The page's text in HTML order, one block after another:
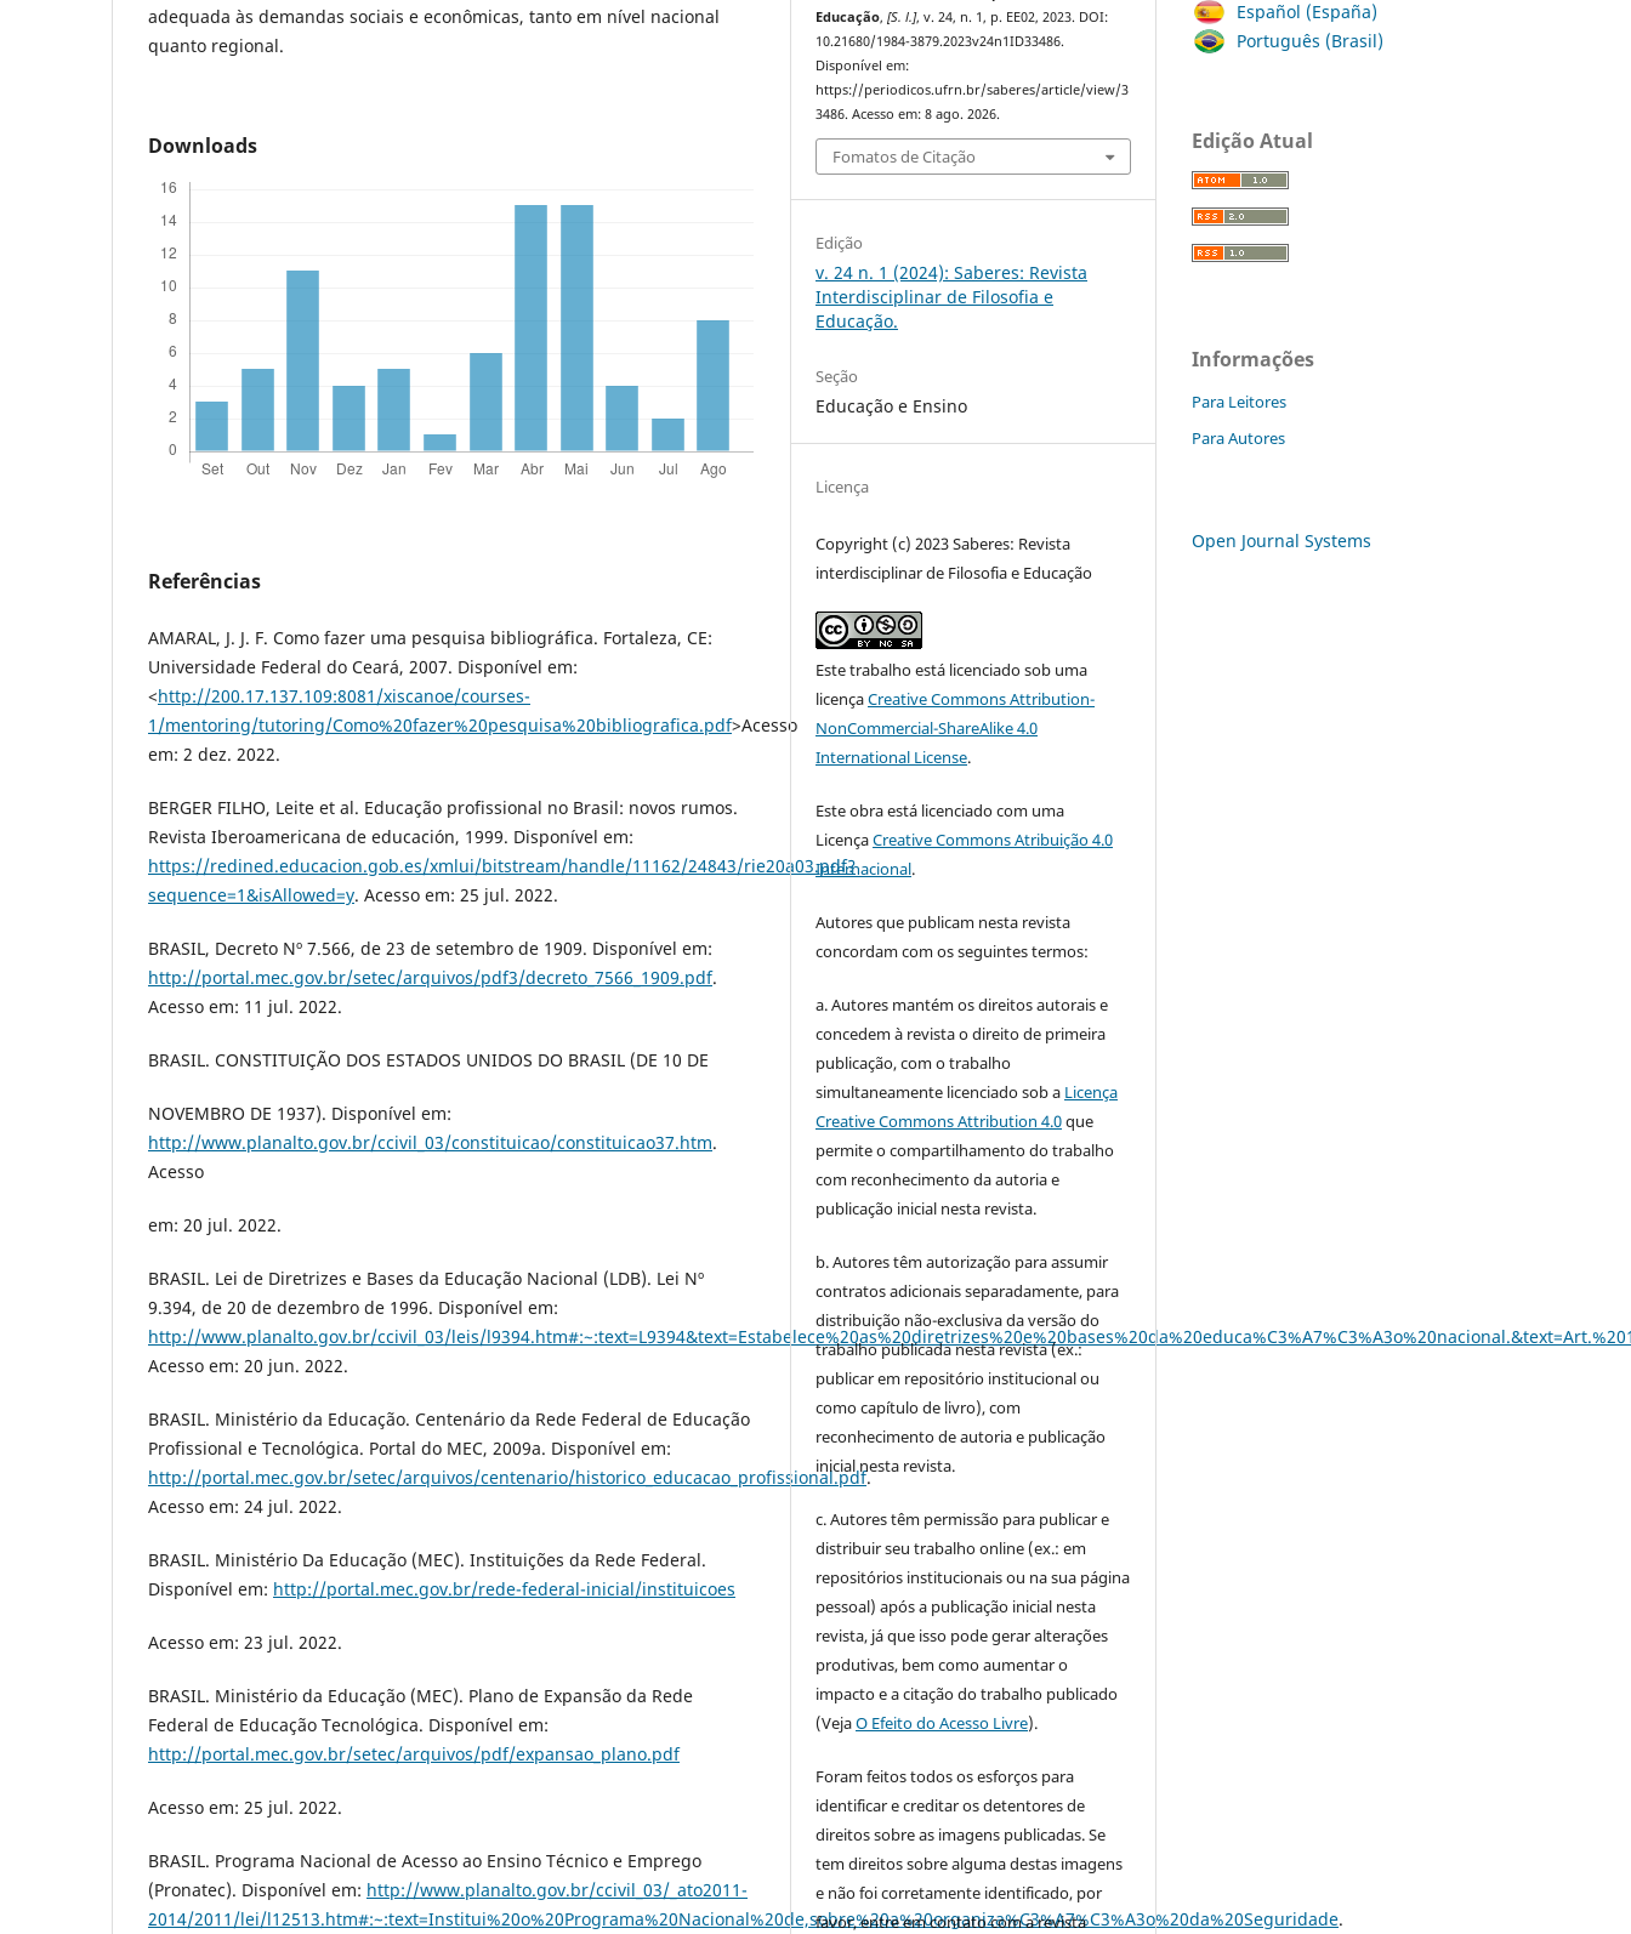
adequada às demandas sociais e econômicas, tanto em nível nacional
quanto regional.
Downloads
Referências
AMARAL, J. J. F. Como fazer uma pesquisa bibliográfica. Fortaleza, CE:
Universidade Federal do Ceará, 2007. Disponível em:
<http://200.17.137.109:8081/xiscanoe/courses-
1/mentoring/tutoring/Como%20fazer%20pesquisa%20bibliografica.pdf>Acesso
em: 2 dez. 2022.
BERGER FILHO, Leite et al. Educação profissional no Brasil: novos rumos.
Revista Iberoamericana de educación, 1999. Disponível em:
https://redined.educacion.gob.es/xmlui/bitstream/handle/11162/24843/rie20a03.pdf?
sequence=1&isAllowed=y. Acesso em: 25 jul. 2022.
BRASIL, Decreto Nº 7.566, de 23 de setembro de 1909. Disponível em:
http://portal.mec.gov.br/setec/arquivos/pdf3/decreto_7566_1909.pdf.
Acesso em: 11 jul. 2022.
BRASIL. CONSTITUIÇÃO DOS ESTADOS UNIDOS DO BRASIL (DE 10 DE
NOVEMBRO DE 1937). Disponível em:
http://www.planalto.gov.br/ccivil_03/constituicao/constituicao37.htm.
Acesso
em: 20 jul. 2022.
BRASIL. Lei de Diretrizes e Bases da Educação Nacional (LDB). Lei Nº
9.394, de 20 de dezembro de 1996. Disponível em:
http://www.planalto.gov.br/ccivil_03/leis/
Acesso em: 20 jun. 2022.
BRASIL. Ministério da Educação. Centenário da Rede Federal de Educação
Profissional e Tecnológica. Portal do MEC, 2009a. Disponível em:
http://portal.mec.gov.br/setec/arquivos/centenario/historico_educacao_profissional.pdf.
Acesso em: 24 jul. 2022.
BRASIL. Ministério Da Educação (MEC). Instituições da Rede Federal.
Disponível em: http://portal.mec.gov.br/rede-federal-inicial/instituicoes
Acesso em: 23 jul. 2022.
BRASIL. Ministério da Educação (MEC). Plano de Expansão da Rede
Federal de Educação Tecnológica. Disponível em:
http://portal.mec.gov.br/setec/arquivos/pdf/expansao_plano.pdf
Acesso em: 25 jul. 2022.
BRASIL. Programa Nacional de Acesso ao Ensino Técnico e Emprego
(Pronatec). Disponível em: http://www.planalto.gov.br/ccivil_03/_ato2011-
2014/2011/lei/l12513.htm#:~:text=Institui%20o%20Programa%20Nacional%20de,sobre%20a%20organiza%C3%A7%C3%A3o%20da%20Seguridade.
Educação,[S. l.], v. 24, n. 1, p. EE02, 2023. DOI:
10.21680/1984-3879.2023v24n1ID33486.
Disponível em:
https://periodicos.ufrn.br/saberes/article/view/3
3486. Acesso em: 8 ago. 2026.
Fomatos de Citação
Edição
v. 24 n. 1 (2024): Saberes: Revista
Interdisciplinar de Filosofia e
Educação.
Seção
Educação e Ensino
Licença
Copyright (c) 2023 Saberes: Revista
interdisciplinar de Filosofia e Educação
Este trabalho está licenciado sob uma
licençaCreative Commons Attribution-
NonCommercial-ShareAlike 4.0
International License.
Este obra está licenciado com uma
LicençaCreative Commons Atribuição 4.0
Internacional.
Autores que publicam nesta revista
concordam com os seguintes termos:
a. Autores mantém os direitos autorais e
concedem à revista o direito de primeira
publicação, com o trabalho
simultaneamente licenciado sob a Licença
Creative Commons Attribution 4.0que
permite o compartilhamento do trabalho
com reconhecimento da autoria e
publicação inicial nesta revista.
b. Autores têm autorização para assumir
contratos adicionais separadamente, para
distribuição não-exclusiva da versão do
trabalho publicada nesta revista (ex.:
publicar em repositório institucional ou
como capítulo de livro), com
reconhecimento de autoria e publicação
inicial nesta revista.
c. Autores têm permissão para publicar e
distribuir seu trabalho online (ex.: em
repositórios institucionais ou na sua página
pessoal) após a publicação inicial nesta
revista, já que isso pode gerar alterações
produtivas, bem como aumentar o
impacto e a citação do trabalho publicado
(VejaO Efeito do Acesso Livre).
Foram feitos todos os esforços para
identificar e creditar os detentores de
direitos sobre as imagens publicadas. Se
tem direitos sobre alguma destas imagens
e não foi corretamente identificado, por
favor, entre em contato com a revista
Español (España)
Português (Brasil)
Edição Atual
Informações
Para Leitores
Para Autores
Open Journal Systems